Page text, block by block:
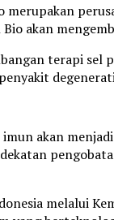
merupakan
Bio akan
terapi
akan
melalui